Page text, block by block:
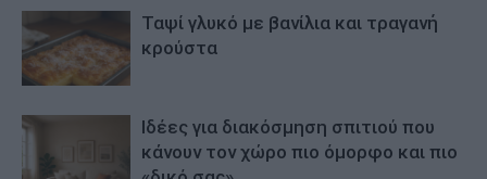
Ταψί γλυκό με βανίλια και τραγανή
κρούστα
Ιδέες για διακόσμηση σπιτιού που
κάνουν τον χώρο πιο όμορφο και πιο